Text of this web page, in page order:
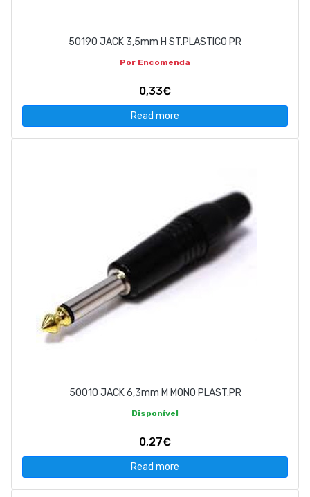
50190 JACK 3,5mm H ST.PLASTICO PR
Por Encomenda
0,33€
Read more
50010 JACK 6,3mm M MONO PLAST.PR
Disponível
0,27€
Read more